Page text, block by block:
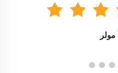
مولر